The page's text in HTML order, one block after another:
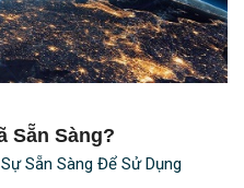
Sẵn Sàng?
Sẵn Sàng Để Sử Dụng